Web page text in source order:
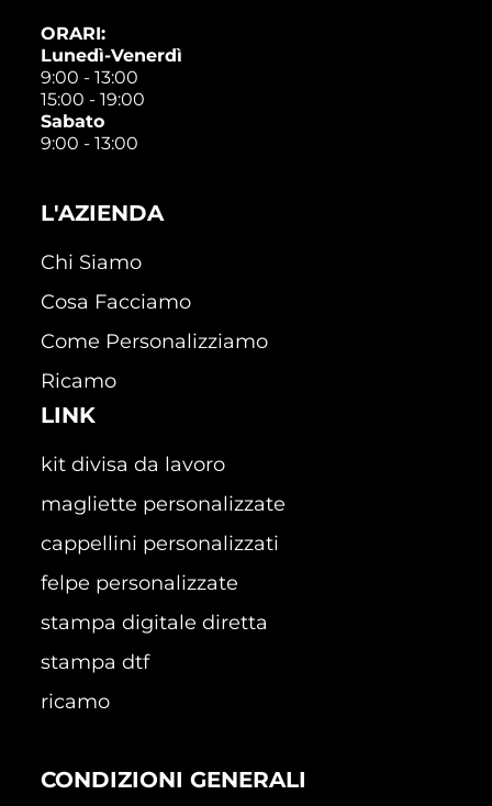
ORARI:
Lunedì-Venerdì
9:00 - 13:00
15:00 - 19:00
Sabato
9:00 - 13:00
L'AZIENDA
Chi Siamo
Cosa Facciamo
Come Personalizziamo
Ricamo
LINK
kit divisa da lavoro
magliette personalizzate
cappellini personalizzati
felpe personalizzate
stampa digitale diretta
stampa dtf
ricamo
CONDIZIONI GENERALI